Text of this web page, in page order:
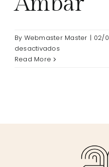
By Webmaster Master | 02/
desactivadosen
Read More